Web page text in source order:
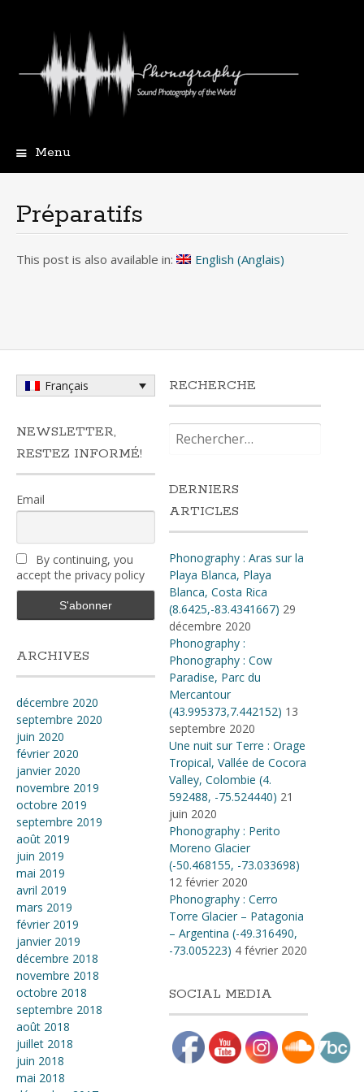
Menu
contenu
principal
Préparatifs
This post is also available in: English (Anglais)
Français
NEWSLETTER,
RESTEZ INFORMÉ!
Email
By continuing, you
accept the privacy policy
ARCHIVES
décembre 2020
septembre 2020
juin 2020
février 2020
janvier 2020
novembre 2019
octobre 2019
septembre 2019
août 2019
juin 2019
mai 2019
avril 2019
mars 2019
février 2019
janvier 2019
décembre 2018
novembre 2018
octobre 2018
septembre 2018
août 2018
juillet 2018
juin 2018
mai 2018
RECHERCHE
DERNIERS
ARTICLES
Phonography : Aras sur la
Playa Blanca, Playa
Blanca, Costa Rica
(8.6425,-83.4341667) 29
décembre 2020
Phonography :
Phonography : Cow
Paradise, Parc du
Mercantour
(43.995373,7.442152) 13
septembre 2020
Une nuit sur Terre : Orage
Tropical, Vallée de Cocora
Valley, Colombie (4​.​
592488, -75​.​524440) 21
juin 2020
Phonography : Perito
Moreno Glacier
(-50.468155, -73.033698)
12 février 2020
Phonography : Cerro
Torre Glacier – Patagonia
– Argentina (-49.316490,
-73.005223) 4 février 2020
SOCIAL MEDIA